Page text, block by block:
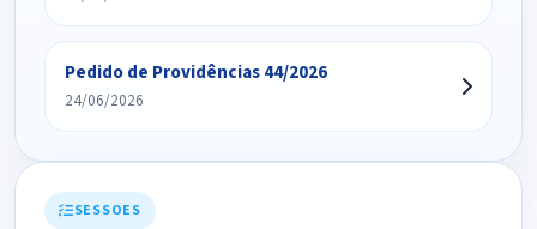
Pedido de Providências 44/2026
24/06/2026
SESSOES